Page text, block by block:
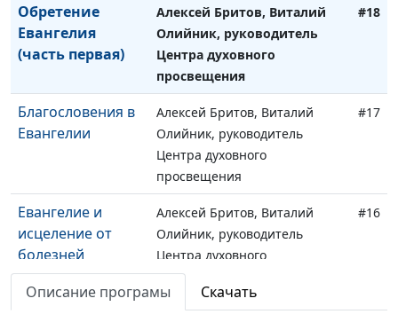
Обретение
Евангелия
(часть первая)
Алексей Бритов, Виталий
Олийник, руководитель
Центра духовного
просвещения
#18
Благословения в
Евангелии
Алексей Бритов, Виталий
Олийник, руководитель
Центра духовного
просвещения
#17
Евангелие и
исцеление от
болезней
Алексей Бритов, Виталий
Олийник, руководитель
Центра духовного
просвещения
#16
Алексей Бритов, Виталий
#15
Описание програмы Скачать